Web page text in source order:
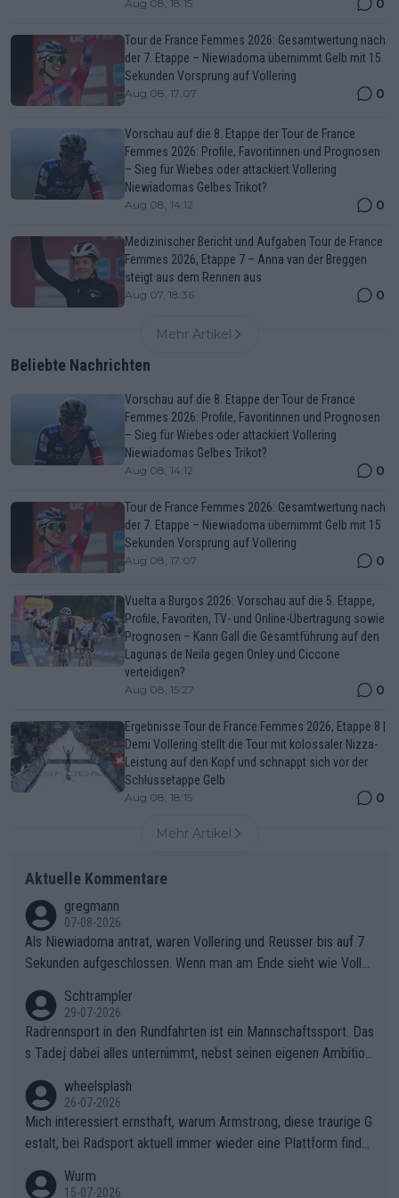
Aug 08, 18:15 0
Tour de France Femmes 2026: Gesamtwertung nach
der 7. Etappe – Niewiadoma übernimmt Gelb mit 15
Sekunden Vorsprung auf Vollering
Aug 08, 17:07 0
Vorschau auf die 8. Etappe der Tour de France
Femmes 2026: Profile, Favoritinnen und Prognosen
– Sieg für Wiebes oder attackiert Vollering
Niewiadomas Gelbes Trikot?
Aug 08, 14:12 0
Medizinischer Bericht und Aufgaben Tour de France
Femmes 2026, Etappe 7 – Anna van der Breggen
steigt aus dem Rennen aus
Aug 07, 18:36 0
Mehr Artikel
Beliebte Nachrichten
Vorschau auf die 8. Etappe der Tour de France
Femmes 2026: Profile, Favoritinnen und Prognosen
– Sieg für Wiebes oder attackiert Vollering
Niewiadomas Gelbes Trikot?
Aug 08, 14:12 0
Tour de France Femmes 2026: Gesamtwertung nach
der 7. Etappe – Niewiadoma übernimmt Gelb mit 15
Sekunden Vorsprung auf Vollering
Aug 08, 17:07 0
Vuelta a Burgos 2026: Vorschau auf die 5. Etappe,
Profile, Favoriten, TV- und Online-Übertragung sowie
Prognosen – Kann Gall die Gesamtführung auf den
Lagunas de Neila gegen Onley und Ciccone
verteidigen?
Aug 08, 15:27 0
Ergebnisse Tour de France Femmes 2026, Etappe 8 |
Demi Vollering stellt die Tour mit kolossaler Nizza-
Leistung auf den Kopf und schnappt sich vor der
Schlussetappe Gelb
Aug 08, 18:15 0
Mehr Artikel
Aktuelle Kommentare
gregmann
07-08-2026
Als Niewiadoma antrat, waren Vollering und Reusser bis auf 7
Sekunden aufgeschlossen. Wenn man am Ende sieht wie Voller
ering die 7 Sekunden zu Niewiadoma nicht geschlossen hat un
d den Abstand hat anwachsen lassen. Ein schwerer taktischer
Fehler, der den Tour Sieg kosten wird.Diese Beobachtung trifft
Zögerlichkeit von Demi Vollering in diesem Moment war das e
ntscheidende Puzzleteil, das Katarzyna Niewiadoma die Tür z
um Gelben Trikot geöffnet hat.Das taktische Dilemma am Mon
t VentouxDie psychologische Falle: Vollering spekulierte in die
ser Phase darauf, dass Marlen Reusser im Gelben Trikot die N
Schtrampler
29-07-2026
Radrennsport in den Rundfahrten ist ein Mannschaftssport. Das
s Tadej dabei alles unternimmt, nebst seinen eigenen Ambition
ganze Team auch mental stark zu machen und konkret am Erf
olg teilzuhaben, ist ihm ganz hoch anzurechnen. Das ist ein Zei
chen weit über den Radsport hinaus.
wheelsplash
26-07-2026
Mich interessiert ernsthaft, warum Armstrong, diese traurige G
estalt, bei Radsport aktuell immer wieder eine Plattform finde
Wurm
15-07-2026